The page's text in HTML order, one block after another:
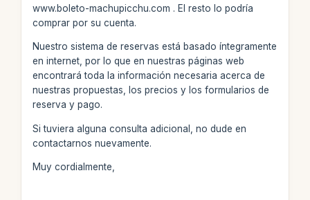
www.boleto-machupicchu.com . El resto lo podría
comprar por su cuenta.
Nuestro sistema de reservas está basado íntegramente
en internet, por lo que en nuestras páginas web
encontrará toda la información necesaria acerca de
nuestras propuestas, los precios y los formularios de
reserva y pago.
Si tuviera alguna consulta adicional, no dude en
contactarnos nuevamente.
Muy cordialmente,